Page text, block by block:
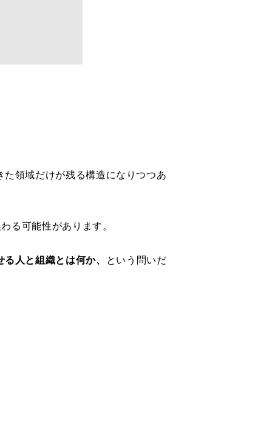
領域だけが残る構造になりつつあ
る可能性があります。
人と組織とは何か、 という問いだ